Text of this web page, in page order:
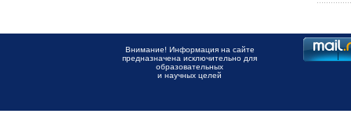
Внимание! Информация на сайте
предназначена исключительно для
образовательных
и научных целей